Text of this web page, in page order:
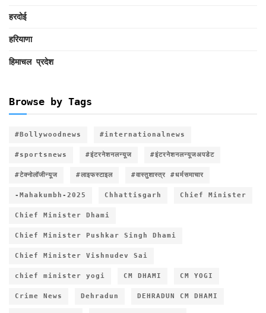
हरदोई
हरियाणा
हिमाचल प्रदेश
Browse by Tags
#Bollywoodnews #internationalnews
#sportsnews #इंटरनेशनलन्यूज #इंटरनेशनलन्यूजअपडेट
#टेक्नोलॉजीन्यूज #लाइफस्टाइल #वास्तुशास्त्र #धर्मसमाचार
-Mahakumbh-2025 Chhattisgarh Chief Minister
Chief Minister Dhami
Chief Minister Pushkar Singh Dhami
Chief Minister Vishnudev Sai
chief minister yogi CM DHAMI CM YOGI
Crime News Dehradun DEHRADUN CM DHAMI